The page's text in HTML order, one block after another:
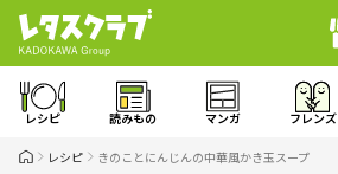
レシピ 読みもの マンガ フレンズ
レシピ きのことにんじんの中華風かき玉スープ